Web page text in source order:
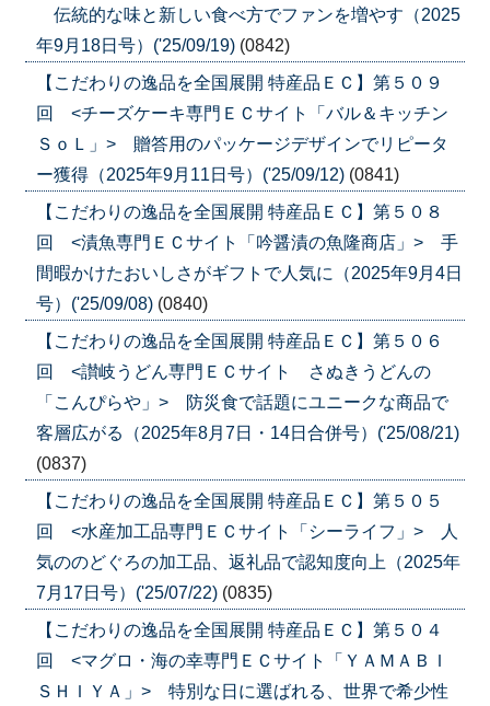
伝統的な味と新しい食べ方でファンを増やす（2025
年9月18日号）('25/09/19) (0842)
【こだわりの逸品を全国展開 特産品ＥＣ】第５０９
回 <チーズケーキ専門ＥＣサイト「バル＆キッチン
ＳｏＬ」> 贈答用のパッケージデザインでリピータ
ー獲得（2025年9月11日号）('25/09/12) (0841)
【こだわりの逸品を全国展開 特産品ＥＣ】第５０８
回 <漬魚専門ＥＣサイト「吟醤漬の魚隆商店」> 手
間暇かけたおいしさがギフトで人気に（2025年9月4日
号）('25/09/08) (0840)
【こだわりの逸品を全国展開 特産品ＥＣ】第５０６
回 <讃岐うどん専門ＥＣサイト さぬきうどんの
「こんぴらや」> 防災食で話題にユニークな商品で
客層広がる（2025年8月7日・14日合併号）('25/08/21)
(0837)
【こだわりの逸品を全国展開 特産品ＥＣ】第５０５
回 <水産加工品専門ＥＣサイト「シーライフ」> 人
気ののどぐろの加工品、返礼品で認知度向上（2025年
7月17日号）('25/07/22) (0835)
【こだわりの逸品を全国展開 特産品ＥＣ】第５０４
回 <マグロ・海の幸専門ＥＣサイト「ＹＡＭＡＢＩ
ＳＨＩＹＡ」> 特別な日に選ばれる、世界で希少性